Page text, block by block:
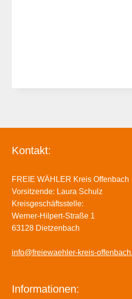
Kontakt:
FREIE WÄHLER Kreis Offenbach
Vorsitzende: Laura Schulz
Kreisgeschäftsstelle:
Werner-Hilpert-Straße 1
63128 Dietzenbach
info@freiewaehler-kreis-
Informationen: